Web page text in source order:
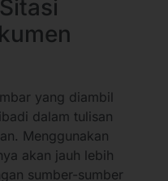
yang diambil
dalam tulisan
Menggunakan
akan jauh lebih
sumber-sumber